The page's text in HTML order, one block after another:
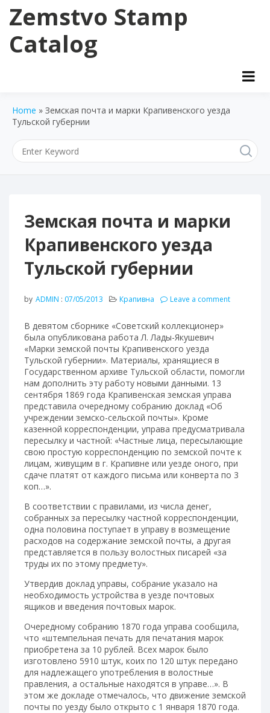
content
Zemstvo Stamp
Catalog
Home » Земская почта и марки Крапивенского уезда
Тульской губернии
Земская почта и марки
Крапивенского уезда
Тульской губернии
by ADMIN : 07/05/2013 Крапивна Leave a comment
В девятом сборнике «Советский коллекционер»
была опубликована работа Л. Лады-Якушевич
«Марки земской почты Крапивенского уезда
Тульской губернии». Материалы, хранящиеся в
Государственном архиве Тульской области, помогли
нам дополнить эту работу новыми данными. 13
сентября 1869 года Крапивенская земская управа
представила очередному собранию доклад «Об
учреждении земско-сельской почты». Кроме
казенной корреспонденции, управа предусматривала
пересылку и частной: «Частные лица, пересылающие
свою простую корреспонденцию по земской почте к
лицам, живущим в г. Крапивне или уезде оного, при
сдаче платят от каждого письма или конверта по 3
коп…».
В соответствии с правилами, из числа денег,
собранных за пересылку частной корреспонденции,
одна половина поступает в управу в возмещение
расходов на содержание земской почты, а другая
представляется в пользу волостных писарей «за
труды их по этому предмету».
Утвердив доклад управы, собрание указало на
необходимость устройства в уезде почтовых
ящиков и введения почтовых марок.
Очередному собранию 1870 года управа сообщила,
что «штемпельная печать для печатания марок
приобретена за 10 рублей. Всех марок было
изготовлено 5910 штук, коих по 120 штук передано
для надлежащего употребления в волостные
правления, а остальные находятся в управе…». В
этом же докладе отмечалось, что движение земской
почты по уезду было открыто с 1 января 1870 года.